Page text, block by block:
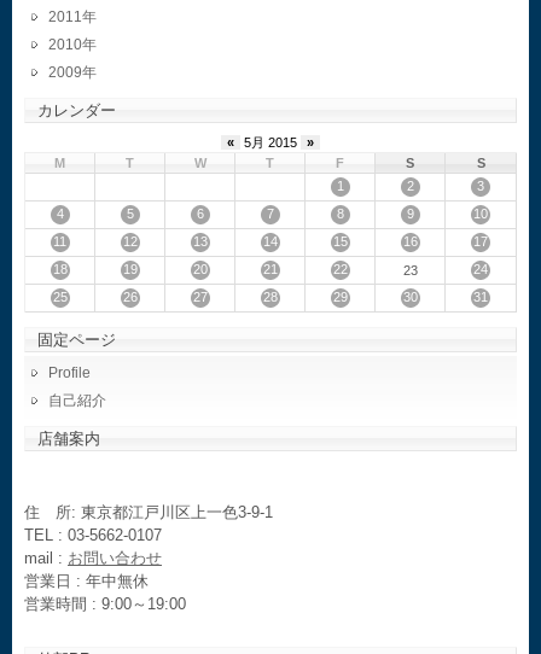
2011
2010
2009
カレンダー
« 5月 2015
»
M
T W T F S
S
1
2
3
4
5 6 7 8 9
10
11
12 13 14 15 16
17
18
19 20 21 22 23
24
25
26 27 28 29 30 31
固定ページ
Profile
自己紹介
店舗案内
住 所: 東京都江戸川区上一色3-9-1
TEL : 03-5662-0107
mail : お問い合わせ
営業日 : 年中無休
営業時間 : 9:00～19:00